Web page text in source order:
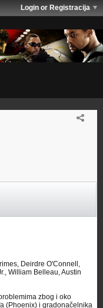
Login or Registracija
Deirdre O'Connell,
William Belleau, Austin
zbog i oko
(Phoenix) i gradonačelnika